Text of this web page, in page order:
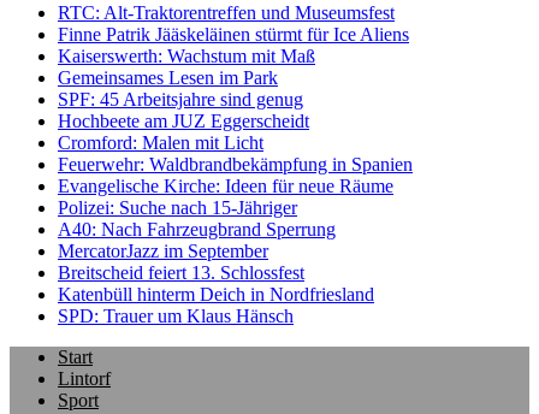
RTC: Alt-Traktorentreffen und Museumsfest
Finne Patrik Jääskeläinen stürmt für Ice Aliens
Kaiserswerth: Wachstum mit Maß
Gemeinsames Lesen im Park
SPF: 45 Arbeitsjahre sind genug
Hochbeete am JUZ Eggerscheidt
Cromford: Malen mit Licht
Feuerwehr: Waldbrandbekämpfung in Spanien
Evangelische Kirche: Ideen für neue Räume
Polizei: Suche nach 15-Jähriger
A40: Nach Fahrzeugbrand Sperrung
MercatorJazz im September
Breitscheid feiert 13. Schlossfest
Katenbüll hinterm Deich in Nordfriesland
SPD: Trauer um Klaus Hänsch
Start
Lintorf
Sport